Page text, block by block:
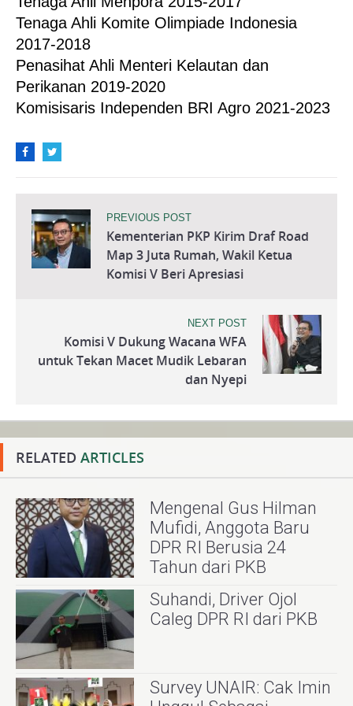
Tenaga Ahli Komite Olimpiade Indonesia
2017-2018
Penasihat Ahli Menteri Kelautan dan
Perikanan 2019-2020
Komisisaris Independen BRI Agro 2021-2023
PREVIOUS POST
Kementerian PKP Kirim Draf Road
Map 3 Juta Rumah, Wakil Ketua
Komisi V Beri Apresiasi
NEXT POST
Komisi V Dukung Wacana WFA
untuk Tekan Macet Mudik Lebaran
dan Nyepi
RELATED ARTICLES
Mengenal Gus Hilman
Mufidi, Anggota Baru
DPR RI Berusia 24
Tahun dari PKB
Suhandi, Driver Ojol
Caleg DPR RI dari PKB
Survey UNAIR: Cak Imin